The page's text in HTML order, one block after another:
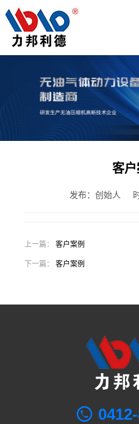
客户
发布：创始人
上一篇： 客户案例
下一篇： 客户案例